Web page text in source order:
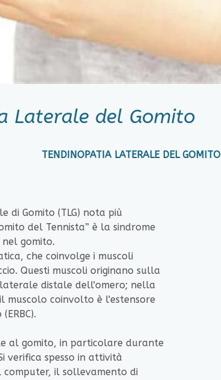
Laterale del Gomito
LATERALE DEL GOMITO
di Gomito (TLG) nota più
del Tennista” è la sindrome
gomito.
che coinvolge i muscoli
Questi muscoli originano sulla
laterale distale dell'omero; nella
muscolo coinvolto è l'estensore
al gomito, in particolare durante
verifica spesso in attività
computer, il sollevamento di